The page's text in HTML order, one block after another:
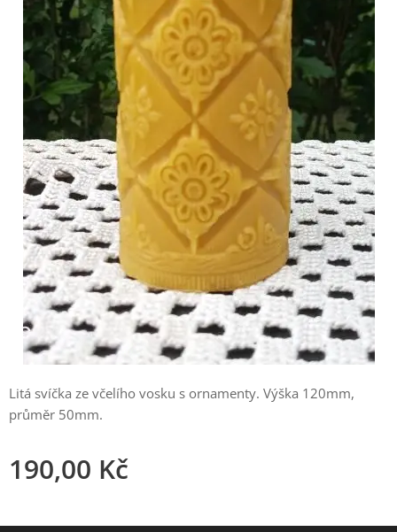
Litá svíčka ze včelího vosku s ornamenty. Výška 120mm,
průměr 50mm.
190,00 Kč